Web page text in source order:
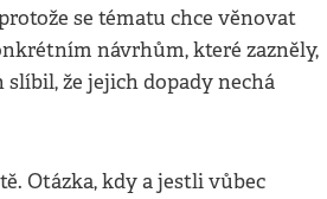
se tématu chce věnovat
návrhům, které zazněly,
slíbil, že jejich dopady nechá
Otázka, kdy a jestli vůbec